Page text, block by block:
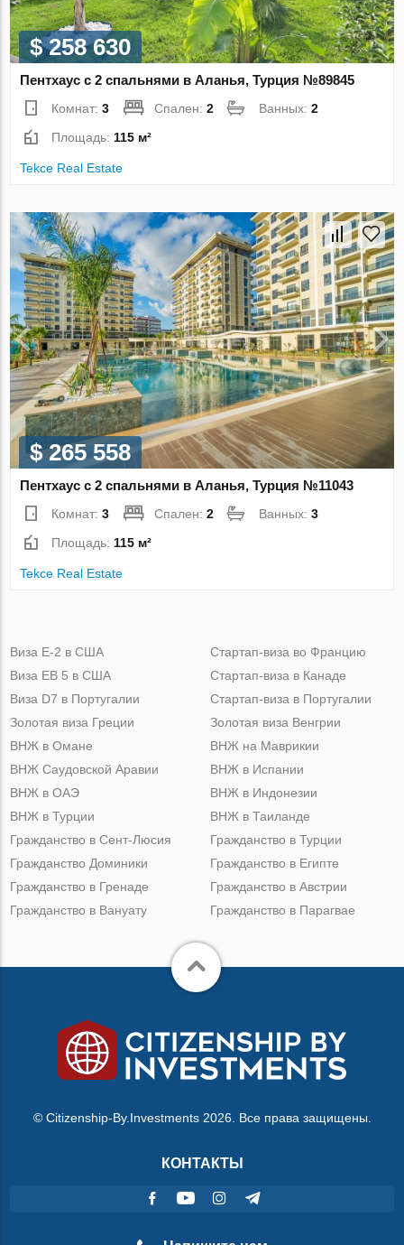
$ 258 630
Пентхаус с 2 спальнями в Аланья, Турция №89845
Комнат:3 Спален:2 Ванных:2
Площадь: 115 м²
Tekce Real Estate
$ 265 558
Пентхаус с 2 спальнями в Аланья, Турция №11043
Комнат:3 Спален:2 Ванных:3
Площадь: 115 м²
Tekce Real Estate
Виза Е-2 в США
Виза ЕВ 5 в США
Виза D7 в Португалии
Золотая виза Греции
Стартап-виза во Францию
Стартап-виза в Канаде
Стартап-виза в Португалии
Золотая виза Венгрии
ВНЖ в Омане
ВНЖ Саудовской Аравии
ВНЖ в ОАЭ
ВНЖ в Турции
ВНЖ на Маврикии
ВНЖ в Испании
ВНЖ в Индонезии
ВНЖ в Таиланде
Гражданство в Сент-Люсия
Гражданство Доминики
Гражданство в Гренаде
Гражданство в Вануату
Гражданство в Турции
Гражданство в Египте
Гражданство в Австрии
Гражданство в Парагвае
© Citizenship-By.Investments 2026. Все права защищены.
КОНТАКТЫ